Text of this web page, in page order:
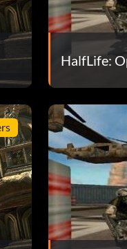
HalfLife: